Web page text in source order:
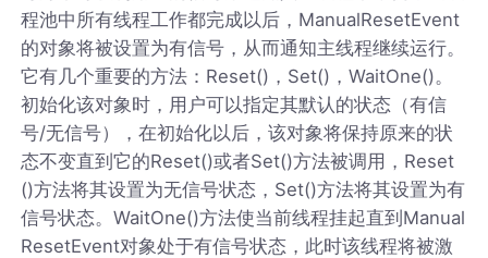
程池中所有线程工作都完成以后，ManualResetEvent
的对象将被设置为有信号，从而通知主线程继续运行。
它有几个重要的方法：Reset()，Set()，WaitOne()。
初始化该对象时，用户可以指定其默认的状态（有信
号/无信号），在初始化以后，该对象将保持原来的状
态不变直到它的Reset()或者Set()方法被调用，Reset
()方法将其设置为无信号状态，Set()方法将其设置为有
信号状态。WaitOne()方法使当前线程挂起直到Manual
ResetEvent对象处于有信号状态，此时该线程将被激